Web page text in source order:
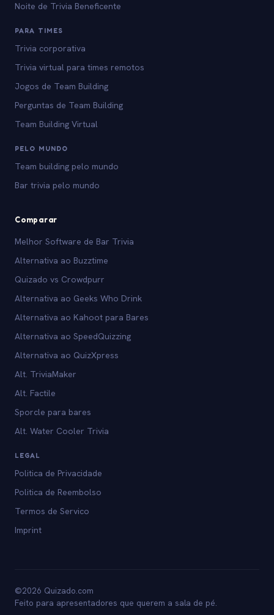
Noite de Trivia Beneficente
PARA TIMES
Trivia corporativa
Trivia virtual para times remotos
Jogos de Team Building
Perguntas de Team Building
Team Building Virtual
PELO MUNDO
Team building pelo mundo
Bar trivia pelo mundo
Comparar
Melhor Software de Bar Trivia
Alternativa ao Buzztime
Quizado vs Crowdpurr
Alternativa ao Geeks Who Drink
Alternativa ao Kahoot para Bares
Alternativa ao SpeedQuizzing
Alternativa ao QuizXpress
Alt. TriviaMaker
Alt. Factile
Sporcle para bares
Alt. Water Cooler Trivia
LEGAL
Politica de Privacidade
Politica de Reembolso
Termos de Servico
Imprint
©2026 Quizado.com
Feito para apresentadores que querem a sala de pé.